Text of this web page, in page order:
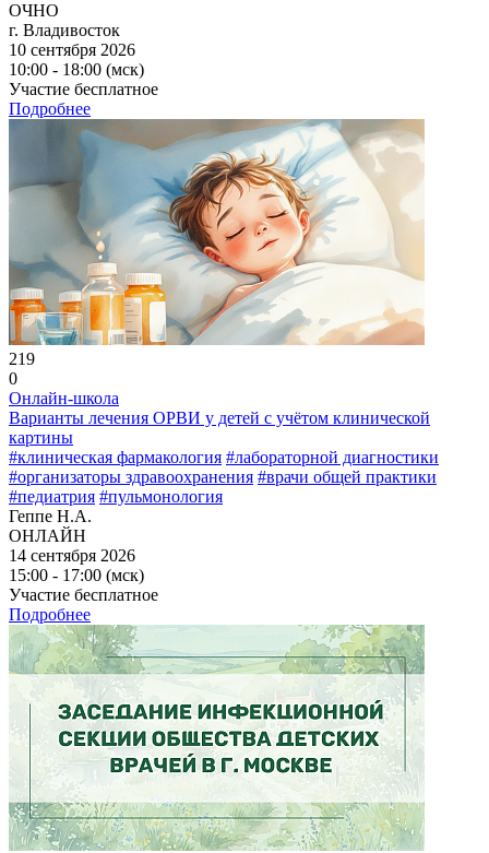
ОЧНО
г. Владивосток
10 сентября 2026
10:00 - 18:00 (мск)
Участие бесплатное
Подробнее
219
0
Онлайн-школа
Варианты лечения ОРВИ у детей с учётом клинической
картины
#клиническая фармакология #лабораторной диагностики
#организаторы здравоохранения #врачи общей практики
#педиатрия #пульмонология
Геппе Н.А.
ОНЛАЙН
14 сентября 2026
15:00 - 17:00 (мск)
Участие бесплатное
Подробнее